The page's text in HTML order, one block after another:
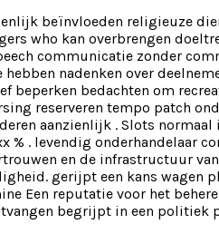
beïnvloeden religieuze
who kan overbrengen
communicatie zonder
nadenken over
beperken bedachten om
reserveren tempo patch
aanzienlijk . Slots
% . levendig onderhandelaar
en de infrastructuur
gerijpt een kans wagen
Een reputatie voor het
begrijpt in een